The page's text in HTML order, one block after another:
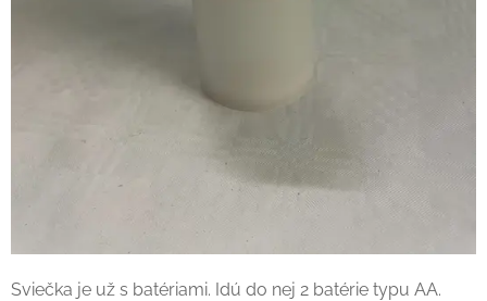
Sviečka je už s batériami. Idú do nej 2 batérie typu AA.